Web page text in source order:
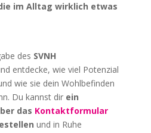
im Alltag wirklich etwas
des SVNH
entdecke, wie viel Potenzial
wie sie dein Wohlbefinden
Du kannst dir ein
das Kontaktformular
und in Ruhe